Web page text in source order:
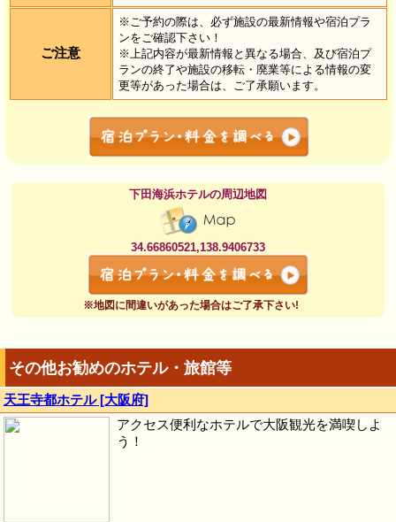
ご注意
※ご予約の際は、必ず施設の最新情報や宿泊プラ
ンをご確認下さい！
※上記内容が最新情報と異なる場合、及び宿泊プ
ランの終了や施設の移転・廃業等による情報の変
更等があった場合は、ご了承願います。
下田海浜ホテルの周辺地図
34.66860521,138.9406733
※地図に間違いがあった場合はご了承下さい!
その他お勧めのホテル・旅館等
天王寺都ホテル [大阪府]
アクセス便利なホテルで大阪観光を満喫しよ
う！